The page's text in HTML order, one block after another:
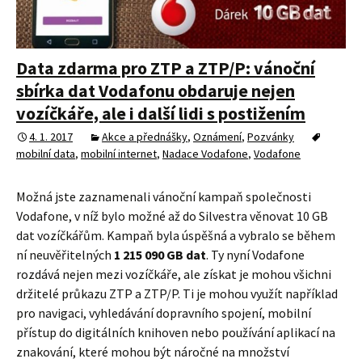
Data zdarma pro ZTP a ZTP/P: vánoční
sbírka dat Vodafonu obdaruje nejen
vozíčkáře, ale i další lidi s postižením
4. 1. 2017 Akce a přednášky, Oznámení, Pozvánky
mobilní data, mobilní internet, Nadace Vodafone, Vodafone
Možná jste zaznamenali vánoční kampaň společnosti
Vodafone, v níž bylo možné až do Silvestra věnovat 10 GB
dat vozíčkářům. Kampaň byla úspěšná a vybralo se během
ní neuvěřitelných 1 215 090 GB dat. Ty nyní Vodafone
rozdává nejen mezi vozíčkáře, ale získat je mohou všichni
držitelé průkazu ZTP a ZTP/P. Ti je mohou využít například
pro navigaci, vyhledávání dopravního spojení, mobilní
přístup do digitálních knihoven nebo používání aplikací na
znakování, které mohou být náročné na množství